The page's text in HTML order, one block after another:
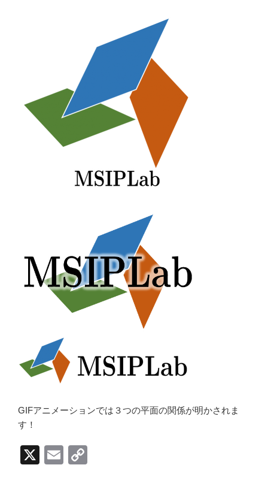
GIFアニメーションでは３つの平面の関係が明かされま
す！
X
E